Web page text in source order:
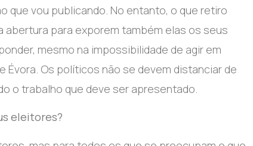
que vou publicando. No entanto, o que retiro
para exporem também elas os seus
mesmo na impossibilidade de agir em
Os políticos não se devem distanciar de
o trabalho que deve ser apresentado.
eleitores?